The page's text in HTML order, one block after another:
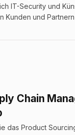
IT-Security und
Kunden und
Chain
das Product